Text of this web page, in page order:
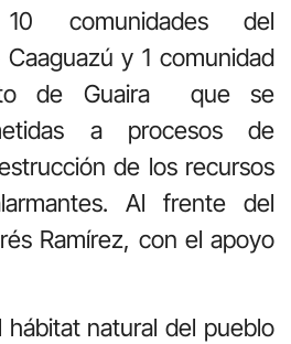
comunidades del
y 1 comunidad
de Guaira que se
a procesos de
de los recursos
Al frente del
Ramírez, con el apoyo
hábitat natural del pueblo